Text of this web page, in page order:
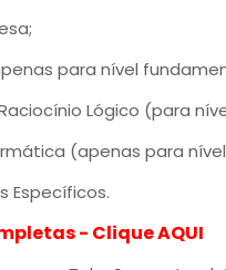
para nível
Lógico (para
(apenas para
Específicos.
- Clique AQUI